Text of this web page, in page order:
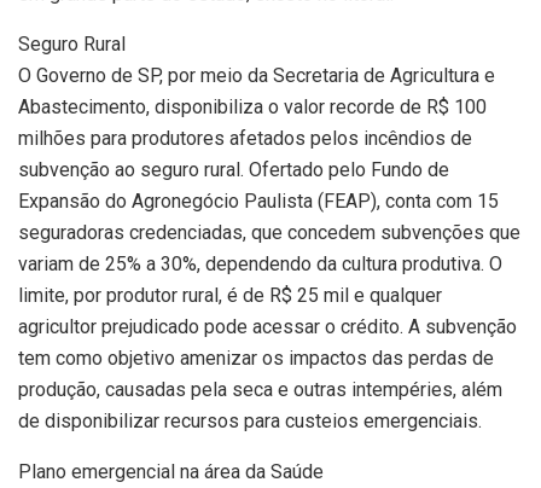
Seguro Rural
O Governo de SP, por meio da Secretaria de Agricultura e
Abastecimento, disponibiliza o valor recorde de R$ 100
milhões para produtores afetados pelos incêndios de
subvenção ao seguro rural. Ofertado pelo Fundo de
Expansão do Agronegócio Paulista (FEAP), conta com 15
seguradoras credenciadas, que concedem subvenções que
variam de 25% a 30%, dependendo da cultura produtiva. O
limite, por produtor rural, é de R$ 25 mil e qualquer
agricultor prejudicado pode acessar o crédito. A subvenção
tem como objetivo amenizar os impactos das perdas de
produção, causadas pela seca e outras intempéries, além
de disponibilizar recursos para custeios emergenciais.
Plano emergencial na área da Saúde